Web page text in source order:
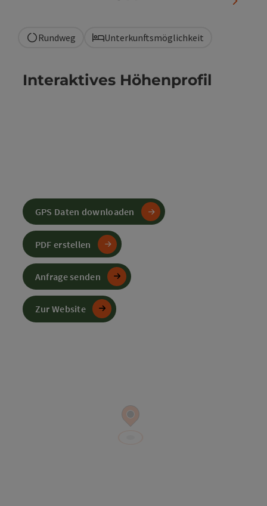
Rundweg Unterkunftsmöglichkeit
Interaktives Höhenprofil
GPS Daten downloaden
PDF erstellen
Anfrage senden
Zur Website